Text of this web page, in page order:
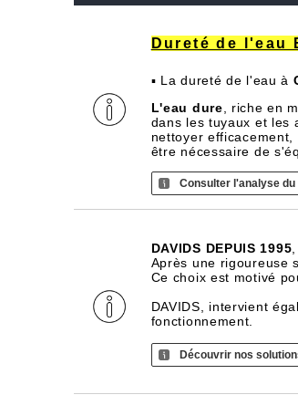
Dureté de l'eau
▪ La dureté de l'eau à
L'eau dure , riche en
dans les tuyaux et les
nettoyer
être nécessaire de
Consulter l'analyse du
DAVIDS DEPUIS 1995
Après une rigoureuse
Ce choix est motivé
DAVIDS, intervient
fonctionnement.
Découvrir nos